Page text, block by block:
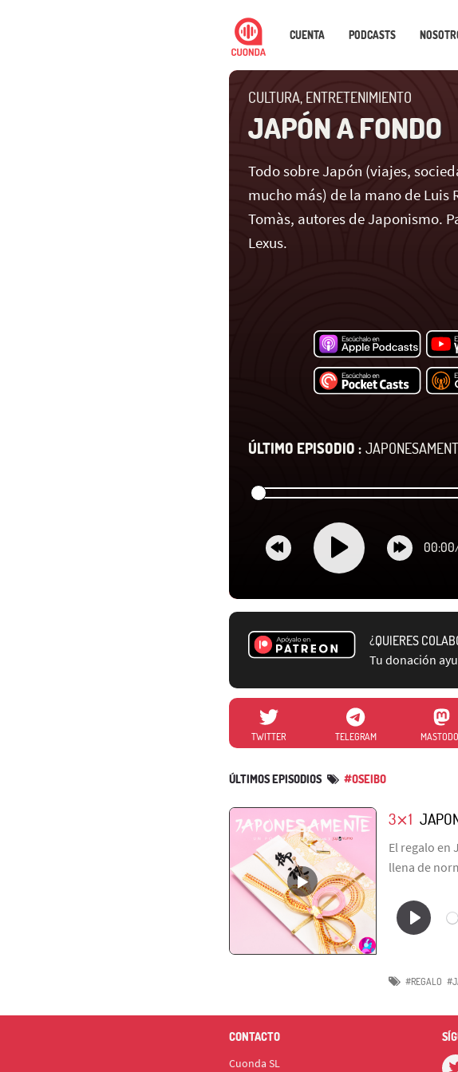
CUENTA PODCASTS
CULTURA, ENTRETENIMIENTO
JAPÓN A FONDO
Todo sobre Japón (viajes,
mucho más) de la mano de Luis
Tomàs, autores de Japonismo.
Lexus.
ÚLTIMO EPISODIO :
00:00
¿QUIERES
Tu donación
TWITTER TELEGRAM
ÚLTIMOS EPISODIOS #OSEIBO
3⨯1
El regalo en
llena de
#REGALO
CONTACTO
Cuonda SL